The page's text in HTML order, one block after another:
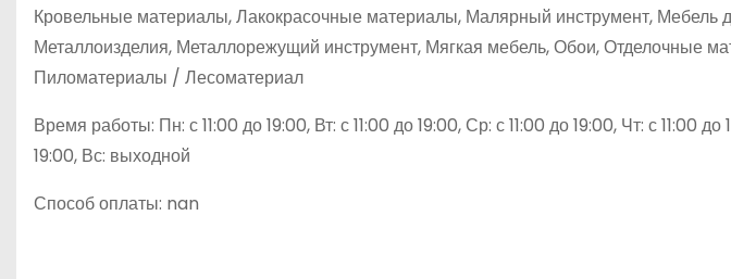
Кровельные материалы, Лакокрасочные материалы, Малярный инструмент, Мебель
Металлоизделия, Металлорежущий инструмент, Мягкая мебель, Обои, Отделочные
Пиломатериалы / Лесоматериал
Время работы: Пн: с 11:00 до 19:00, Вт: с 11:00 до 19:00, Ср: с 11:00 до 19:00, Чт: с 11:00 до
19:00, Вс: выходной
Способ оплаты: nan